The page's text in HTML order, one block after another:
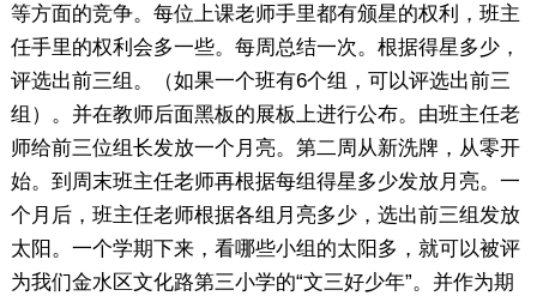
等方面的竞争。每位上课老师手里都有颁星的权利，班主
任手里的权利会多一些。每周总结一次。根据得星多少，
评选出前三组。（如果一个班有6个组，可以评选出前三
组）。并在教师后面黑板的展板上进行公布。由班主任老
师给前三位组长发放一个月亮。第二周从新洗牌，从零开
始。到周末班主任老师再根据每组得星多少发放月亮。一
个月后，班主任老师根据各组月亮多少，选出前三组发放
太阳。一个学期下来，看哪些小组的太阳多，就可以被评
为我们金水区文化路第三小学的“文三好少年”。并作为期